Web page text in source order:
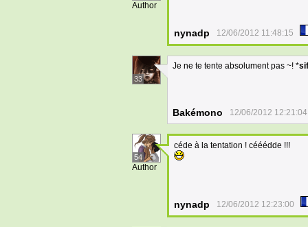
Author
nynadp 12/06/2012 11:48:15
33
Je ne te tente absolument pas ~! *
Bakémono 12/06/2012 12:21:04
54
Author
céde à la tentation ! cééédde !!!
nynadp 12/06/2012 12:23:00